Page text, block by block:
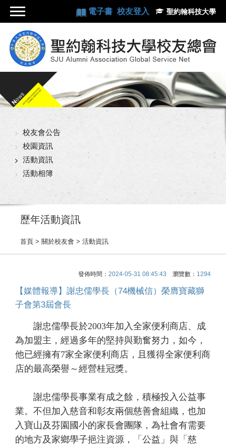
電子書 校友登入 聖約翰科技大學
校友會公告
校園資訊
活動資訊
活動相簿
歷年活動資訊
首頁 > 關於校友會 > 活動資訊
發佈時間： 2024-05-31 08:45:43 瀏覽數： 1294
【媒體報導】謝忠儒學長（74機械信）榮膺寶藏獅
子會第3屆會長
謝忠儒學長於2003年加入全家便利商店、成
為加盟主，經過多年的堅持與勤奮努力，如今，
他已經擁有7家全家便利商店，且獲得全家便利商
店的最高榮譽～經營桂冠獎。
謝忠儒學長事業有成之餘，積極投入公益事
業。不但加入慈音和彰友兩個慈善會組織，也加
入寶山及芬園國小的家長會團隊，為社會有需要
的地方及家鄉學子挹注資源，「公益」與「慈